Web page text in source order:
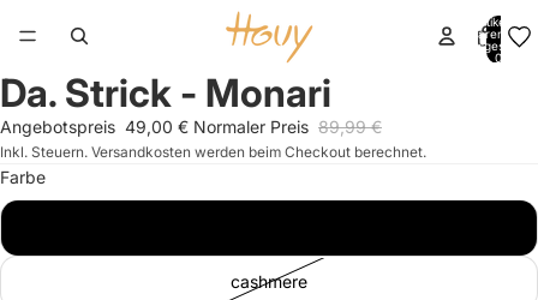
Artikel im
Warenkorb
insgesamt:
0
Bild
im
Vollbildmodus
öffnen
Bild
im
Vollbildmodus
öffnen
Bild
im
Vollbildmodus
öffnen
Bild
im
Vollbildmodus
öffnen
Bild
im
Vollbildmodus
öffnen
Bild
im
Vollbildmodus
öffnen
Da. Strick - Monari
Angebotspreis 49,00 € Normaler Preis 89,99 €
Inkl. Steuern. Versandkosten werden beim Checkout berechnet.
Farbe
cashmere